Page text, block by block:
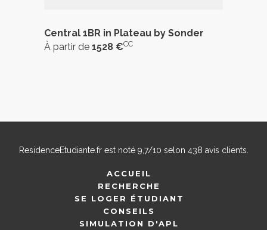
Central 1BR in Plateau by Sonder
À partir de 1528 €CC
ResidenceEtudiante.frest noté 9,7/10 selon 438 avis clients.
ACCUEIL
RECHERCHE
SE LOGER ÉTUDIANT
CONSEILS
SIMULATION D'APL